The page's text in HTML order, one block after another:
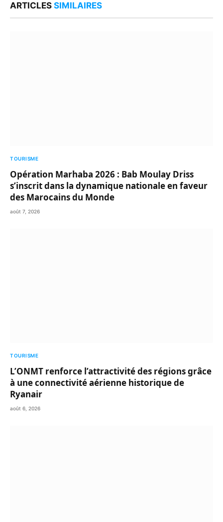
ARTICLES SIMILAIRES
TOURISME
Opération Marhaba 2026 : Bab Moulay Driss
s’inscrit dans la dynamique nationale en faveur
des Marocains du Monde
août 7, 2026
TOURISME
L’ONMT renforce l’attractivité des régions grâce
à une connectivité aérienne historique de
Ryanair
août 6, 2026